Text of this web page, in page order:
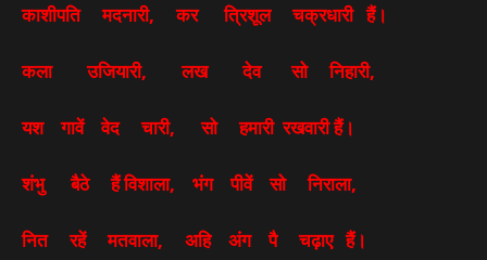
काशीपति मदनारी, कर त्रिशूल चक्रधारी हैं।
कला उजियारी, लख देव सो निहारी,
यश गावें वेद चारी, सो हमारी रखवारी हैं।
शंभु बैठे हैं विशाला, भंग पीवें सो निराला,
नित रहें मतवाला, अहि अंग पै चढ़ाए हैं।